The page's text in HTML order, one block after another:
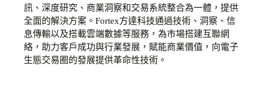
訊、深度研究、商業洞察和交易系統整合為一體，提供
全面的解決方案。Fortex方達科技通過技術、洞察、信
息傳輸以及搭載雲端數據等服務，為市場搭建互聯網
絡，助力客戶成功與行業發展，賦能商業價值，向電子
生態交易圈的發展提供革命性技術。